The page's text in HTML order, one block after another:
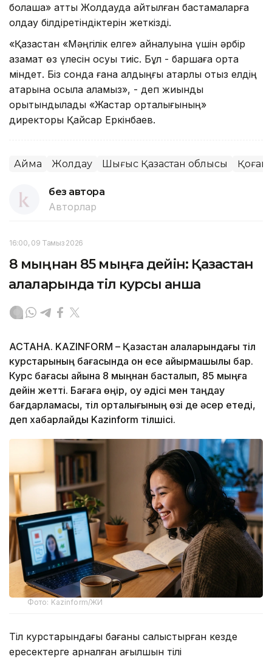
болашақ» атты Жолдауда айтылған бастамаларға
қолдау білдіретіндіктерін жеткізді.
«Қазақстан «Мәңгілік елге» айналуына үшін әрбір
азамат өз үлесін қосуы тиіс. Бұл - баршаға ортақ
міндет. Біз сонда ғана алдыңғы қатарлы отыз елдің
қатарына қосыла аламыз», - деп жиынды
қорытындылады «Жастар орталығының»
директоры Қайсар Еркінбаев.
Аймақ Жолдау Шығыс Қазақстан облысы Қоғам
без автора
Авторлар
16:00, 09 Тамыз 2026
8 мыңнан 85 мыңға дейін: Қазақстан
қалаларында тіл курсы қанша
АСТАНА. KAZINFORM – Қазақстан қалаларындағы тіл
курстарының бағасында он есе айырмашылық бар.
Курс бағасы айына 8 мыңнан басталып, 85 мыңға
дейін жетті. Бағаға өңір, оқу әдісі мен таңдау
бағдарламасы, тіл орталығының өзі де әсер етеді,
деп хабарлайды Kazinform тілшісі.
Фото: Kazinform/ЖИ
Тіл курстарындағы бағаны салыстырған кезде
ересектерге арналған ағылшын тілі